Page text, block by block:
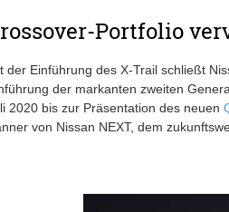
Portfolio
der Einführung des X-Trail schließt
der markanten zweiten
2020 bis zur Präsentation des neuen
von Nissan NEXT, dem